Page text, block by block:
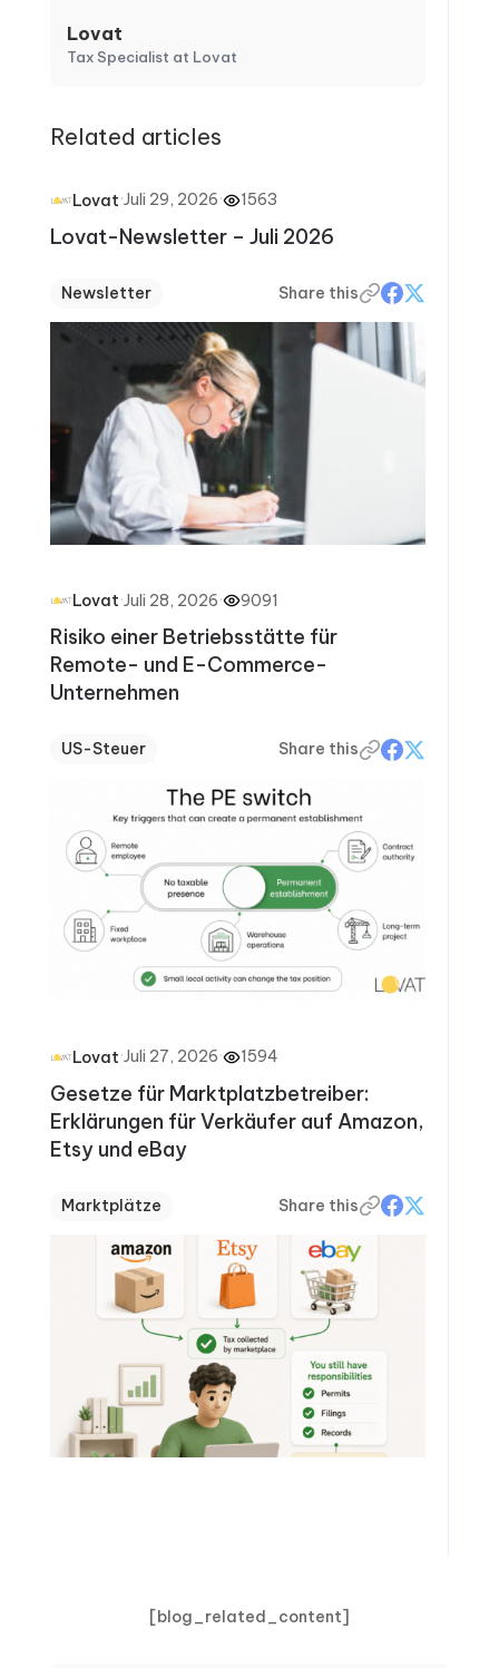
Lovat
Tax Specialist at Lovat
Related articles
Lovat·Juli 29, 2026· 1563
Lovat-Newsletter – Juli 2026
Newsletter Share this
Lovat·Juli 28, 2026· 9091
Risiko einer Betriebsstätte für
Remote- und E-Commerce-
Unternehmen
US-Steuer Share this
Lovat·Juli 27, 2026· 1594
Gesetze für Marktplatzbetreiber:
Erklärungen für Verkäufer auf Amazon,
Etsy und eBay
Marktplätze Share this
[blog_related_content]